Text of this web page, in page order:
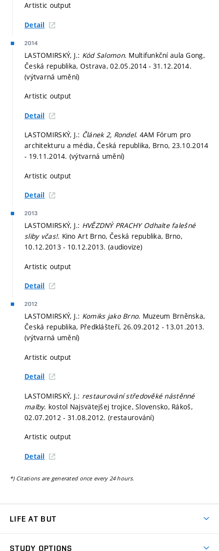
Artistic output
Detail
2014
LASTOMIRSKÝ, J.: Kód Salomon. Multifunkční aula Gong,
Česká republika, Ostrava, 02.05.2014 - 31.12.2014.
(výtvarná umění)
Artistic output
Detail
LASTOMIRSKÝ, J.: Článek 2, Rondel. 4AM Fórum pro
architekturu a média, Česká republika, Brno, 23.10.2014
- 19.11.2014. (výtvarná umění)
Artistic output
Detail
2013
LASTOMIRSKÝ, J.: HVĚZDNÝ PRACHY Odhalte falešné
sliby včas!. Kino Art Brno, Česká republika, Brno,
10.12.2013 - 10.12.2013. (audiovize)
Artistic output
Detail
2012
LASTOMIRSKÝ, J.: Komiks jako Brno. Muzeum Brněnska,
Česká republika, Předklášteří, 26.09.2012 - 13.01.2013.
(výtvarná umění)
Artistic output
Detail
LASTOMIRSKÝ, J.: restaurování středověké nástěnné
malby. kostol Najsvätejšej trojice, Slovensko, Rákoš,
02.07.2012 - 31.08.2012. (restaurování)
Artistic output
Detail
*) Citations are generated once every 24 hours.
LIFE AT BUT
STUDY OPTIONS